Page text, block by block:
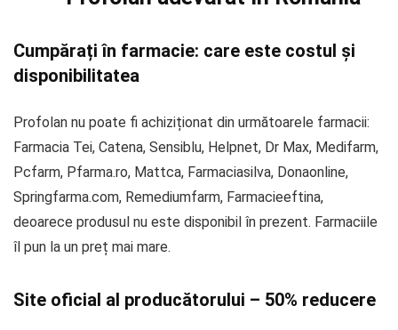
Cumpărați în farmacie: care este costul și
disponibilitatea
Profolan nu poate fi achiziționat din următoarele farmacii:
Farmacia Tei, Catena, Sensiblu, Helpnet, Dr Max, Medifarm,
Pcfarm, Pfarma.ro, Mattca, Farmaciasilva, Donaonline,
Springfarma.com, Remediumfarm, Farmacieeftina,
deoarece produsul nu este disponibil în prezent. Farmaciile
îl pun la un preț mai mare.
Site oficial al producătorului – 50% reducere